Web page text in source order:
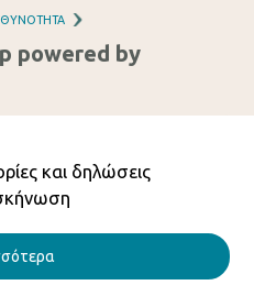
powered by
και δηλώσεις